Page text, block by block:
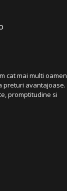
cat mai multi oameni
preturi avantajoase.
promptitudine si